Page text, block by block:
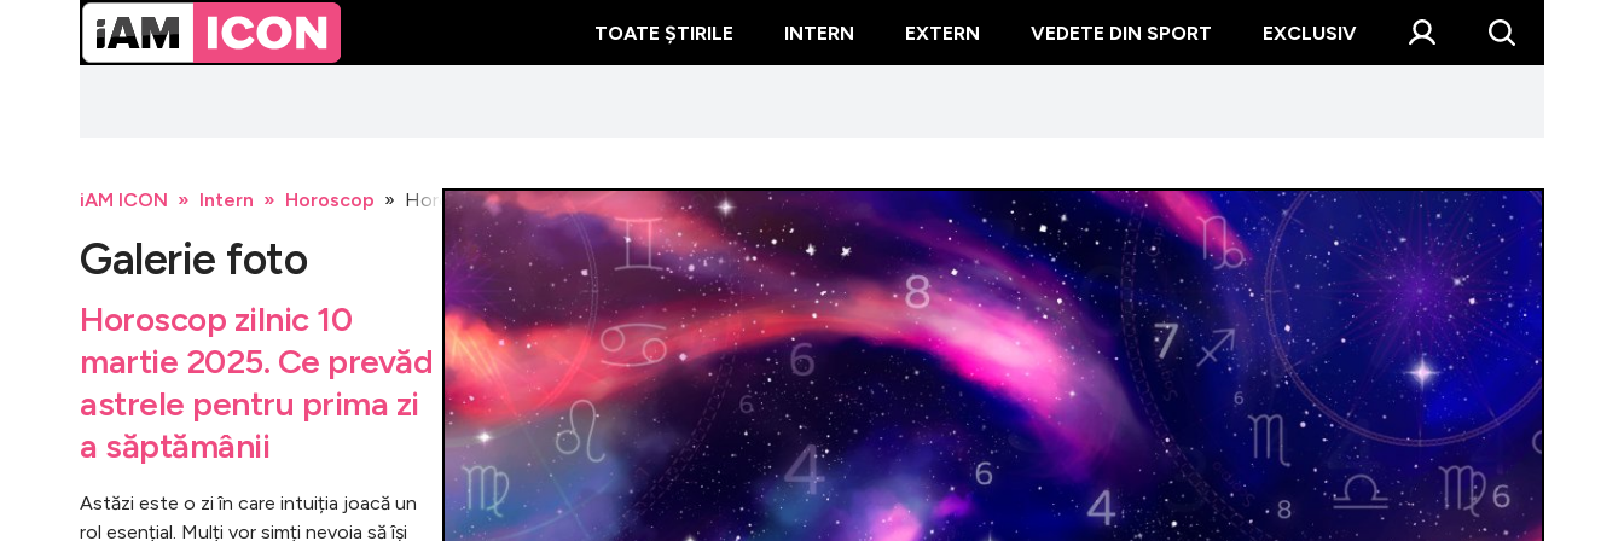
TOATE ȘTIRILE INTERN EXTERN VEDETE DIN SPORT EXCLUSIV
iAM ICON Intern Horoscop Horoscop zilnic 10 martie 2025. Ce prevăd astrele pentru prima zi a săptămânii
Galerie foto
Horoscop zilnic 10
martie 2025. Ce prevăd
astrele pentru prima zi
a săptămânii
Astăzi este o zi în care intuiția joacă un
rol esențial. Mulți vor simți nevoia să își